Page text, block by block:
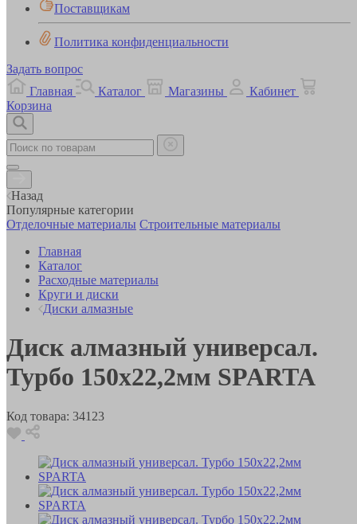
Поставщикам
Политика конфиденциальности
Задать вопрос
Главная
Каталог Магазины
Кабинет
Корзина
Назад
Популярные категории
Отделочные материалы Строительные материалы
Главная
Каталог
Расходные материалы
Круги и диски
Диски алмазные
Диск алмазный универсал.
Турбо 150х22,2мм SPARTA
Код товара: 34123